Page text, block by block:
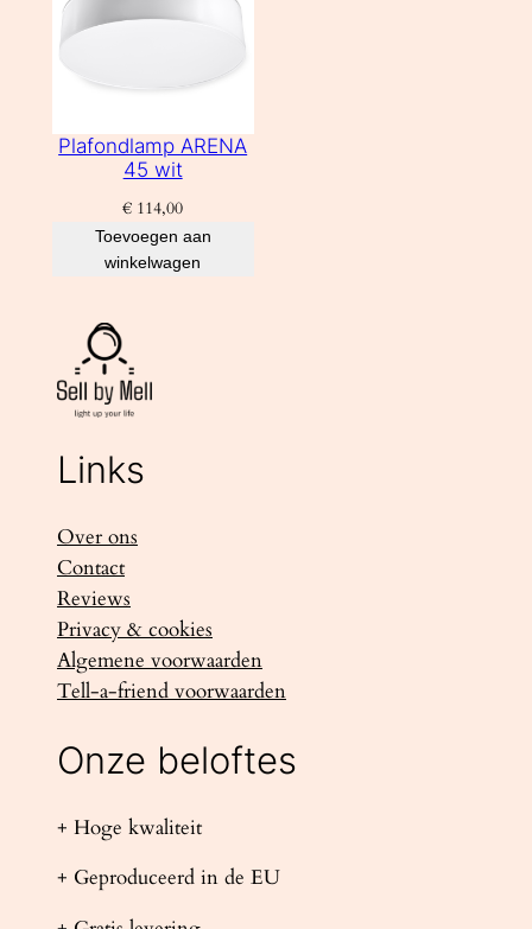
Plafondlamp ARENA
45 wit
€ 114,00
Toevoegen aan
winkelwagen
Links
Over ons
Contact
Reviews
Privacy & cookies
Algemene voorwaarden
Tell-a-friend voorwaarden
Onze beloftes
+ Hoge kwaliteit
+ Geproduceerd in de EU